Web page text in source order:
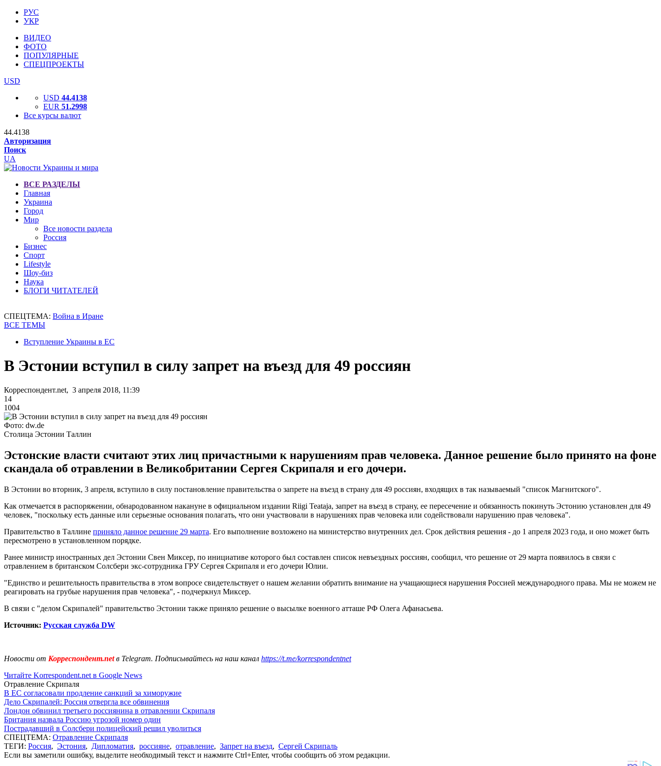
РУС
УКР
ВИДЕО
ФОТО
ПОПУЛЯРНЫЕ
СПЕЦПРОЕКТЫ
USD
USD 44.4138
EUR 51.2998
Все курсы валют
44.4138
Авторизация
Поиск
UA
ВСЕ РАЗДЕЛЫ
Главная
Украина
Город
Мир
Все новости раздела
Россия
Бизнес
Спорт
Lifestyle
Шоу-биз
Наука
БЛОГИ ЧИТАТЕЛЕЙ
СПЕЦТЕМА: Война в Иране
ВСЕ ТЕМЫ
Вступление Украины в ЕС
В Эстонии вступил в силу запрет на въезд для 49 россиян
Корреспондент.net, 3 апреля 2018, 11:39
14
1004
Фото: dw.de
Столица Эстонии Таллин
Эстонские власти считают этих лиц причастными к нарушениям прав человека. Данное решение было принято на фоне
скандала об отравлении в Великобритании Сергея Скрипаля и его дочери.
В Эстонии во вторник, 3 апреля, вступило в силу постановление правительства о запрете на въезд в страну для 49 россиян, входящих в так называемый "список Магнитского".
Как отмечается в распоряжении, обнародованном накануне в официальном издании Riigi Teataja, запрет на въезд в страну, ее пересечение и обязанность покинуть Эстонию установлен для 49
человек, "поскольку есть данные или серьезные основания полагать, что они участвовали в нарушениях прав человека или содействовали нарушению прав человека".
Правительство в Таллине приняло данное решение 29 марта. Его выполнение возложено на министерство внутренних дел. Срок действия решения - до 1 апреля 2023 года, и оно может быть
пересмотрено в установленном порядке.
Ранее министр иностранных дел Эстонии Свен Миксер, по инициативе которого был составлен список невъездных россиян, сообщил, что решение от 29 марта появилось в связи с
отравлением в британском Солсбери экс-сотрудника ГРУ Сергея Скрипаля и его дочери Юлии.
"Единство и решительность правительства в этом вопросе свидетельствует о нашем желании обратить внимание на учащающиеся нарушения Россией международного права. Мы не можем не
реагировать на грубые нарушения прав человека", - подчеркнул Миксер.
В связи с "делом Скрипалей" правительство Эстонии также приняло решение о высылке военного атташе РФ Олега Афанасьева.
Источник: Русская служба DW
Новости от Корреспондент.netв Telegram. Подписывайтесь на наш канал https://t.me/korrespondentnet
Читайте Korrespondent.net в Google News
Отравление Скрипаля
В ЕС согласовали продление санкций за химоружие
Дело Скрипалей: Россия отвергла все обвинения
Лондон обвинил третьего россиянина в отравлении Скрипаля
Британия назвала Россию угрозой номер один
Пострадавший в Солсбери полицейский решил уволиться
СПЕЦТЕМА: Отравление Скрипаля
ТЕГИ: Россия, Эстония, Дипломатия, россияне, отравление, Запрет на въезд, Сергей Скрипаль
Если вы заметили ошибку, выделите необходимый текст и нажмите Ctrl+Enter, чтобы сообщить об этом редакции.